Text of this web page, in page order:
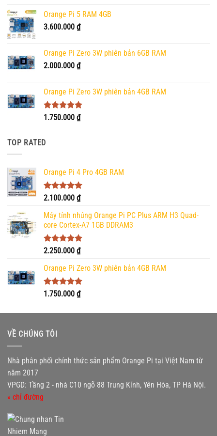
Orange Pi 5 RAM 4GB
3.600.000 ₫
Orange Pi Zero 3W phiên bản 6GB RAM
2.000.000 ₫
Orange Pi Zero 3W phiên bản 4GB RAM
Được xếp
1.750.000 ₫
TOP RATED
Orange Pi 4 Pro 4GB RAM
Được xếp
5 sao
2.100.000 ₫
Máy tính nhúng Orange Pi PC Plus ARM H3 Quad-
core Cortex-A7 1GB DDRAM3
Được xếp
5 sao
2.250.000 ₫
Orange Pi Zero 3W phiên bản 4GB RAM
Được xếp
1.750.000 ₫
VỀ CHÚNG TÔI
Nhà phân phối chính thức sản phẩm Orange Pi tại Việt Nam từ
năm 2017
VPGD: Tầng 2 - nhà C10 ngõ 88 Trung Kính, Yên Hòa, TP Hà Nội.
» chỉ đường